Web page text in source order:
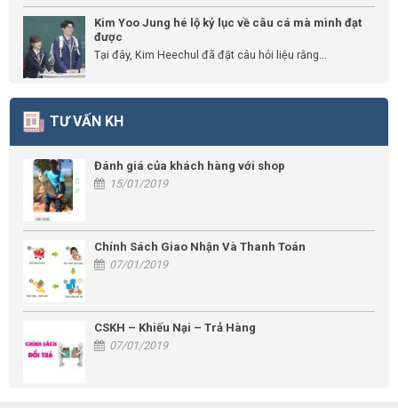
Kim Yoo Jung hé lộ kỷ lục về câu cá mà mình đạt
được
Tại đây, Kim Heechul đã đặt câu hỏi liệu rằng...
TƯ VẤN KH
Đánh giá của khách hàng với shop
15/01/2019
Chính Sách Giao Nhận Và Thanh Toán
07/01/2019
CSKH – Khiếu Nại – Trả Hàng
07/01/2019